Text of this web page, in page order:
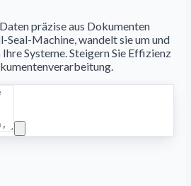
präzise aus Dokumenten
Machine, wandelt sie um und
Systeme. Steigern Sie Effizienz